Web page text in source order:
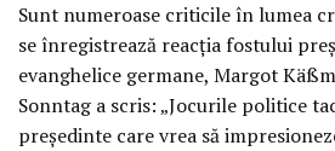
Sunt numeroase criticile în lumea
se înregistrează reacția fostului
evanghelice germane, Margot
Sonntag a scris: „Jocurile politice
președinte care vrea să